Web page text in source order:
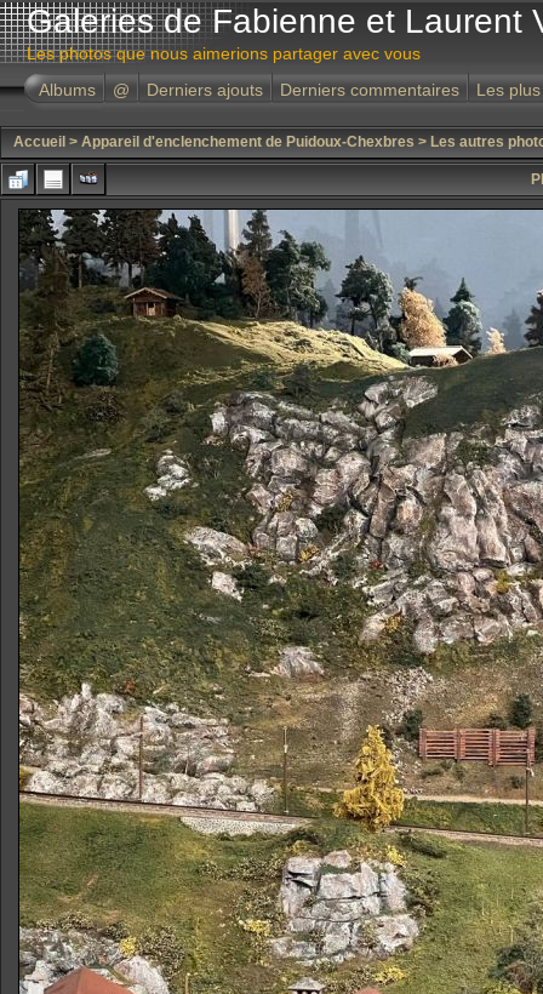
Galeries de Fabienne et Laurent
Les photos que nous aimerions partager avec vous
Albums
@ Derniers ajouts Derniers commentaires Les
Accueil > Appareil d'enclenchement de Puidoux-Chexbres > Les autres